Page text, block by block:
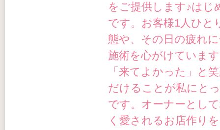
をご提供します♪はじ
です。お客様1人ひと
態や、その日の疲れ
施術を心がけていま
「来てよかった」と
だけることが私にと
です。オーナーとし
く愛されるお店作り